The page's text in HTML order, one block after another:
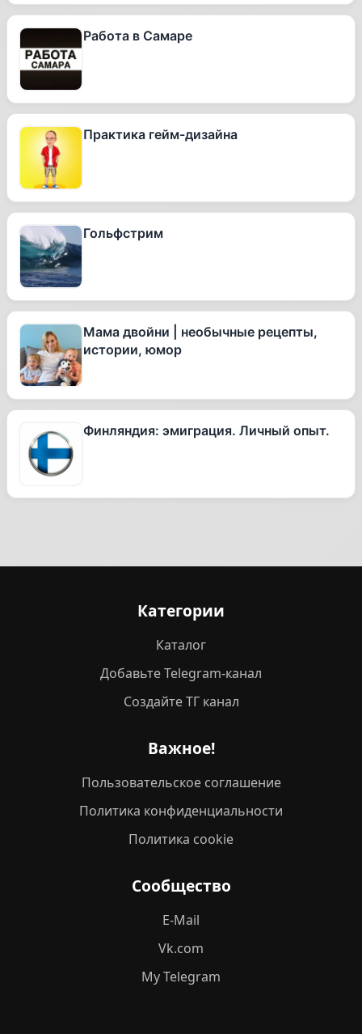
Работа в Самаре
Практика гейм-дизайна
Гольфстрим
Мама двойни | необычные рецепты,
истории, юмор
Финляндия: эмиграция. Личный опыт.
Категории
Каталог
Добавьте Telegram-канал
Создайте ТГ канал
Важное!
Пользовательское соглашение
Политика конфиденциальности
Политика cookie
Сообщество
E-Mail
Vk.com
My Telegram